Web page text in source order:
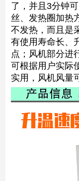
了，并且3分钟
丝、发热圈加热
不发热，而且是
有使用寿命长、
点；风机部分进
可根据用户实际
实用，风机风量